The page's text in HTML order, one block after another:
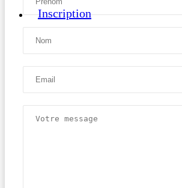
Inscription